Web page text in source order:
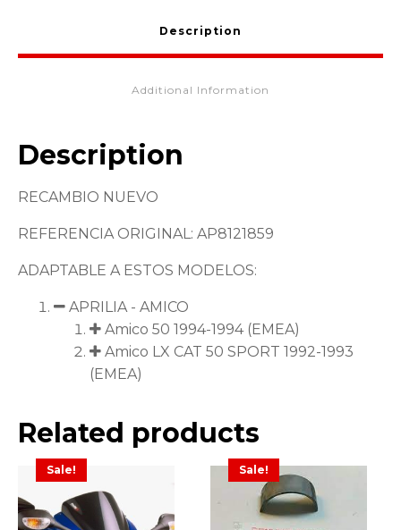
Description
Additional Information
Description
RECAMBIO NUEVO
REFERENCIA ORIGINAL: AP8121859
ADAPTABLE A ESTOS MODELOS:
APRILIA - AMICO
Amico 50 1994-1994 (EMEA)
Amico LX CAT 50 SPORT 1992-1993
(EMEA)
Related products
Sale! Sale!